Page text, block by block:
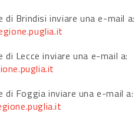
Brindisi inviare una e-mail a:
Lecce inviare una e-mail a:
di Foggia inviare una e-mail a: